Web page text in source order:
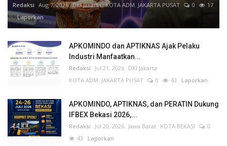
Redaksi Aug 7, 2026 DKI Jakarta KOTA ADM. JAKARTA PUSAT 0
17
Laporkan
APKOMINDO dan APTIKNAS Ajak Pelaku
Industri Manfaatkan...
Redaksi Jul 21, 2026 DKI Jakarta
KOTA ADM. JAKARTA PUSAT
0 43 Laporkan
APKOMINDO, APTIKNAS, dan PERATIN Dukung
IFBEX Bekasi 2026,...
Redaksi Jul 20, 2026 Jawa Barat KOTA BEKASI
0
43 Laporkan